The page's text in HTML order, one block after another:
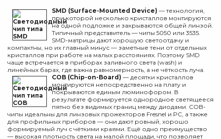
SMD (Surface-Mounted Device) — технология,
при которой несколько кристаллов монтируются
на одной подложке и закрываются общей линзой.
Типичный представитель — чипы 5050 или 3535.
SMD-матрицы дают хорошую светоотдачу и
компактны, но их главный минус — заметные тени от отдельных
кристаллов при работе на малых расстояниях. Поэтому SMD
чаще встречается в приборах заливного света (wash) и
линейных барах, где важна равномерность, а не чёткость луча.
COB (Chip-on-Board) — десятки кристаллов
монтируются непосредственно на плату и
покрываются единым люминофором. В
результате формируется однородное светящееся
пятно без видимых границ между диодами. COB-
чипы идеальны для линзовых прожекторов Fresnel и PC, а также
для профильных приборов — они дают ровный, хорошо
формируемый луч с чёткими краями. Ещё одно преимущество
— высокая плотность света на малой площади, что позволяет